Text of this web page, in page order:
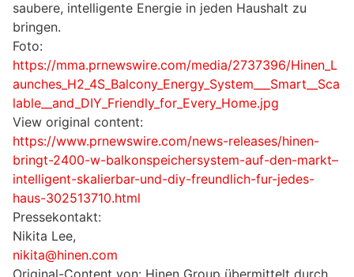
saubere, intelligente Energie in jeden Haushalt zu
bringen.
Foto:
https://mma.prnewswire.com/media/2737396/Hinen_L
aunches_H2_4S_Balcony_Energy_System___Smart__Sca
lable__and_DIY_Friendly_for_Every_Home.jpg
View original content:
https://www.prnewswire.com/news-releases/hinen-
bringt-2400-w-balkonspeichersystem-auf-den-markt–
intelligent-skalierbar-und-diy-freundlich-fur-jedes-
haus-302513710.html
Pressekontakt:
Nikita Lee,
nikita@hinen.com